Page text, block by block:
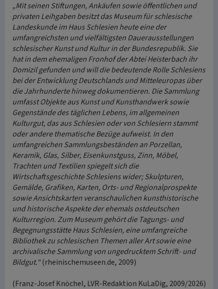
„Mit seinen Stiftungen, Ankäufen sowie öffentlichen und
privaten Leihgaben besitzt das Museum für schlesische
Landeskunde im Haus Schlesien heute eine der
umfangreichsten und vielfältigsten Dauerausstellungen
schlesischer Kunst und Kultur in der Bundesrepublik. Sie
hat in dem ehemaligen Fronhof der Abtei Heisterbach ihr
Domizil gefunden und will die bedeutende Rolle Schlesiens
bei der Entwicklung Deutschlands und Mitteleuropas über
die Jahrhunderte hinweg dokumentieren. Die Sammlung
umfasst Objekte aus Kunst und Kunsthandwerk sowie
Gegenstände des täglichen Lebens, im allgemeinen
Kulturgut, das aus Schlesien oder von Schlesiern stammt
oder andere thematische Bezüge aufweist. In den
umfangreichen Sammlungsbeständen an Porzellan,
Keramik, Glas, Silber, Eisenkunstguss, Zinn, Möbel,
Trachten und Textilien spiegelt sich die
Wirtschaftsgeschichte Schlesiens wider; Skulpturen,
Gemälde, Grafiken, Karten, Orts- und Regionalprospekte
sowie Ansichtskarten veranschaulichen kunsthistorische
und historische Aspekte der ehemals ostdeutschen
Kulturregion. Zum Museum gehört die Tagungs- und
Begegnungsstätte Haus Schlesien, eine umfangreiche
Bibliothek zu schlesischen Themen aller Art sowie eine
archivalische Sammlung von ungedrucktem Schrift- und
Bildgut.“(rheinischemuseen.de, 2009)
(Franz-Josef Knöchel, LVR-Redaktion KuLaDig, 2009/2026)